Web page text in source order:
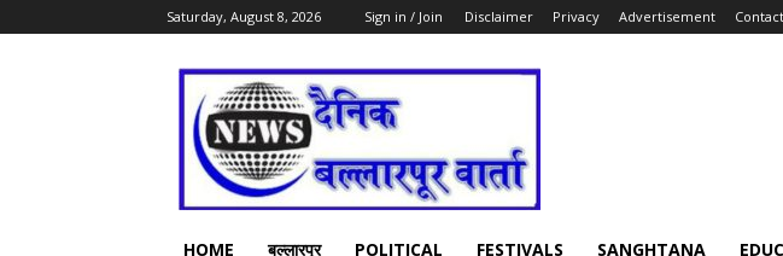
Saturday, August 8, 2026 Sign in / Join Disclaimer Privacy Advertisement
HOME बल्लारपूर POLITICAL FESTIVALS SANGHTANA